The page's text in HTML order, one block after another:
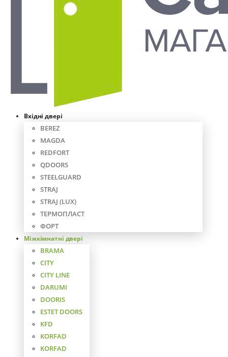
Вхідні двері
BEREZ
MAGDA
REDFORT
QDOORS
STEELGUARD
STRAJ
STRAJ (LUX)
ТЕРМОПЛАСТ
ФОРТ
Міжкімнатні двері
BRAMA
CITY
CITY LINE
DARUMI
DOORIS
ESTET DOORS
KFD
KORFAD
KORFAD